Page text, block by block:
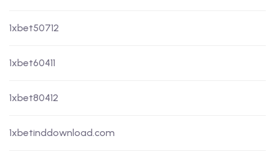
1xbet50712
1xbet60411
1xbet80412
1xbetinddownload.com